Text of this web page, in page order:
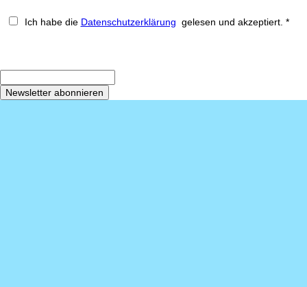
Ich habe die Datenschutzerklärung gelesen und akzeptiert. *